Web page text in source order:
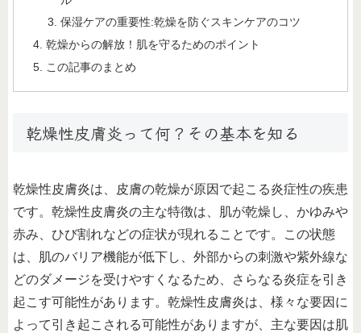
保湿ケアの重要性:乾燥を防ぐスキンケアのコツ
乾燥からの解放！肌を守るためのポイント
この記事のまとめ
乾燥性皮膚炎って何？その基本を知る
乾燥性皮膚炎は、皮膚の乾燥が原因で起こる炎症性の疾患
です。乾燥性皮膚炎の主な特徴は、肌が乾燥し、かゆみや
赤み、ひび割れなどの症状が現れることです。この状態
は、肌のバリア機能が低下し、外部からの刺激や紫外線な
どのダメージを受けやすくなるため、さらなる炎症を引き
起こす可能性があります。乾燥性皮膚炎は、様々な要因に
よって引き起こされる可能性がありますが、主な要因は肌